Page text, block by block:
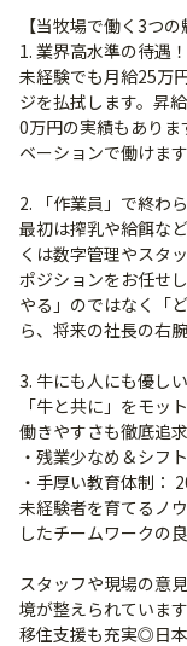
【当牧場で働く3つの
1. 業界高水準の待遇！
未経験でも月給25万
ジを払拭します。昇
0万円の実績もあり
ベーションで働けます
2. 「作業員」で終わ
最初は搾乳や給餌な
くは数字管理やスタ
ポジションをお任せ
やる」のではなく「
ら、将来の社長の右
3. 牛にも人にも優し
「牛と共に」をモッ
働きやすさも徹底追求
・残業少なめ＆シフ
・手厚い教育体制：
未経験者を育てるノ
したチームワークの
スタッフや現場の意
境が整えられていま
移住支援も充実◎日